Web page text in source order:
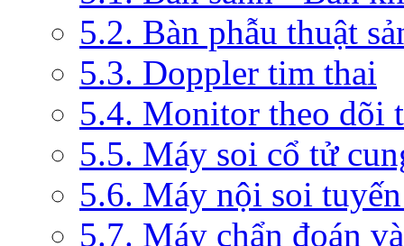
5.2. Bàn phẫu thuật
5.3. Doppler tim thai
5.4. Monitor theo dõi
5.5. Máy soi cổ tử
5.6. Máy nội soi
5.7. Máy chẩn đoán